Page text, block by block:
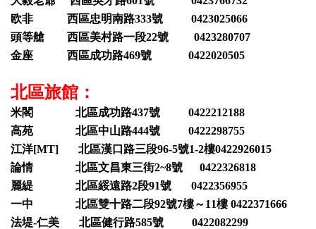
欧非 西區忠明南路333號 0423025066
頭等艙 西區美村路一段22號 0423280707
金座 西區成功路469號 0422020505
北區旅館：
米閣 北區成功路437號 0422212188
高苑 北區中山路444號 0422298755
江洋[MT] 北區漢口路三段96-5號1-2樓0422926015
論情 北區文昌東三街2~8號 0422326818
麗緹 北區綏遠路2段91號 0422356955
一中 北區雙十路二段92號7樓～11樓 0422371666
法堤-仁美 北區健行路585號 0422082299